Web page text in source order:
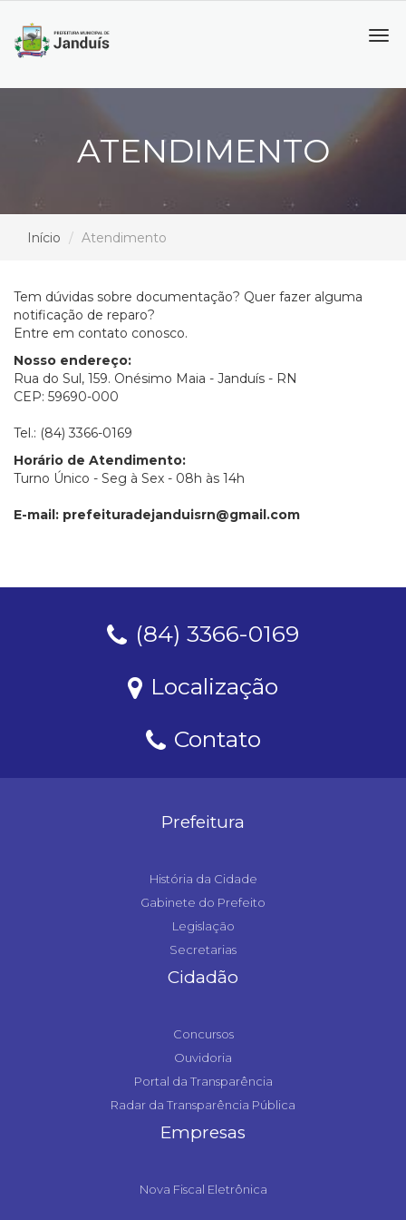
ATENDIMENTO
Início Atendimento
Tem dúvidas sobre documentação? Quer fazer alguma
notificação de reparo?
Entre em contato conosco.
Nosso endereço:
Rua do Sul, 159. Onésimo Maia - Janduís - RN
CEP: 59690-000
Tel.: (84) 3366-0169
Horário de Atendimento:
Turno Único - Seg à Sex - 08h às 14h
E-mail: prefeituradejanduisrn@gmail.com
(84) 3366-0169
Localização
Contato
Prefeitura
História da Cidade
Gabinete do Prefeito
Legislação
Secretarias
Cidadão
Concursos
Ouvidoria
Portal da Transparência
Radar da Transparência Pública
Empresas
Nova Fiscal Eletrônica